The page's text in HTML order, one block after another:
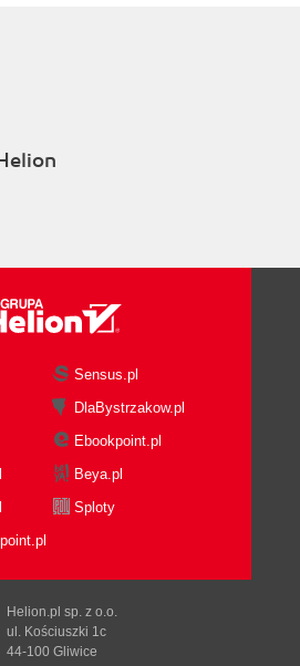
Sensus.pl
DlaBystrzakow.pl
Ebookpoint.pl
Beya.pl
Sploty
Helion.pl sp. z o.o.
ul. Kościuszki 1c
44-100 Gliwice